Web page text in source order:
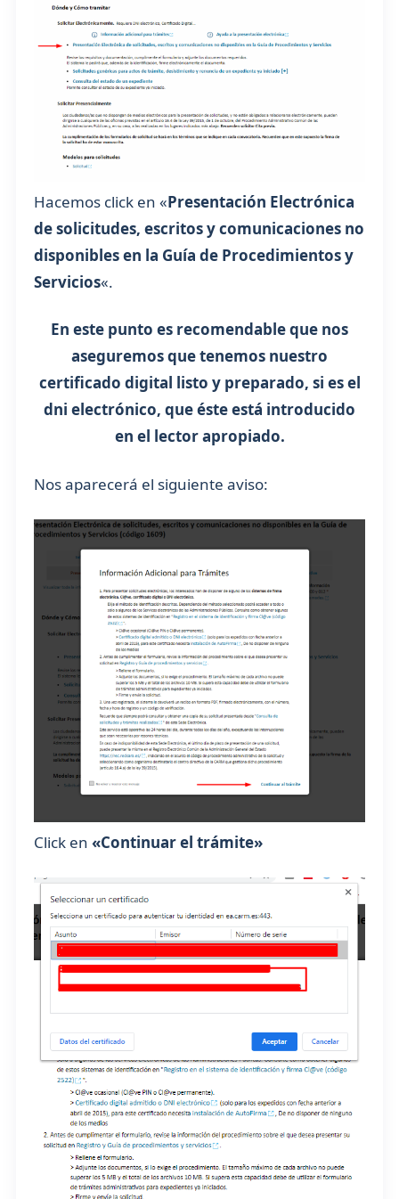
Hacemos click en «Presentación Electrónica
de solicitudes, escritos y comunicaciones no
disponibles en la Guía de Procedimientos y
Servicios«.
En este punto es recomendable que nos
aseguremos que tenemos nuestro
certificado digital listo y preparado, si es el
dni electrónico, que éste está introducido
en el lector apropiado.
Nos aparecerá el siguiente aviso:
Click en «Continuar el trámite»